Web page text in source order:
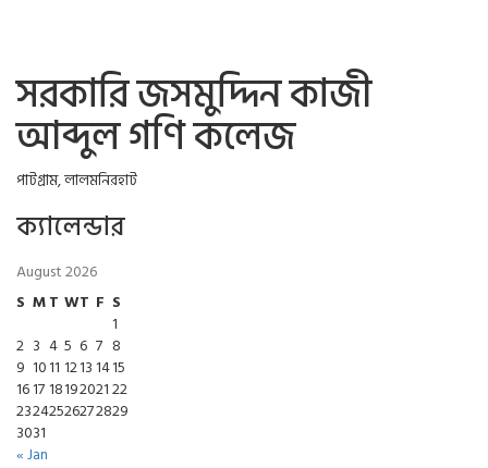
সরকারি জসমুদ্দিন কাজী
আব্দুল গণি কলেজ
পাটগ্রাম, লালমনিরহাট
ক্যালেন্ডার
August 2026
S MT WT F S
1
2 3 4 5 6 7 8
9 1011 12131415
16171819202122
23242526272829
3031
« Jan